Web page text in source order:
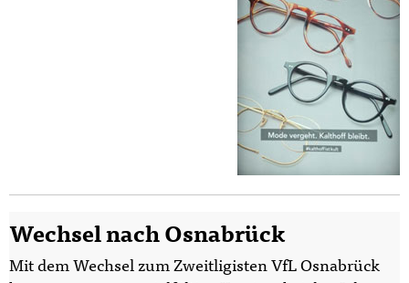
Wechsel nach Osnabrück
Mit dem Wechsel zum Zweitligisten VfL Osnabrück